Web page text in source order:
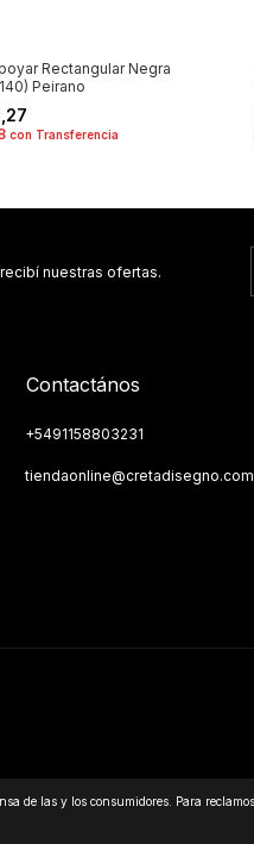
Rectangular Negra
Peirano
con Transferencia
nuestras ofertas.
Contactános
+5491158803231
tiendaonline@cretadisegno.com
de las y los consumidores. Para reclamos